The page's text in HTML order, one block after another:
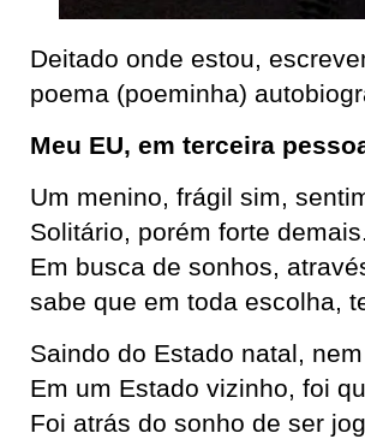
Deitado onde estou,
poema (poeminha)
Meu EU, em terceira
Um menino, frágil sim,
Solitário, porém forte demais.
Em busca de sonhos,
sabe que em toda escolha,
Saindo do Estado natal,
Em um Estado vizinho, foi
Foi atrás do sonho de ser